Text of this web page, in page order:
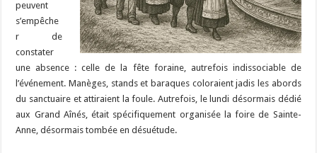
peuvent
s’empêche
r de
constater
une absence : celle de la fête foraine, autrefois indissociable de
l’événement. Manèges, stands et baraques coloraient jadis les abords
du sanctuaire et attiraient la foule. Autrefois, le lundi désormais dédié
aux Grand Aînés, était spécifiquement organisée la foire de Sainte-
Anne, désormais tombée en désuétude.